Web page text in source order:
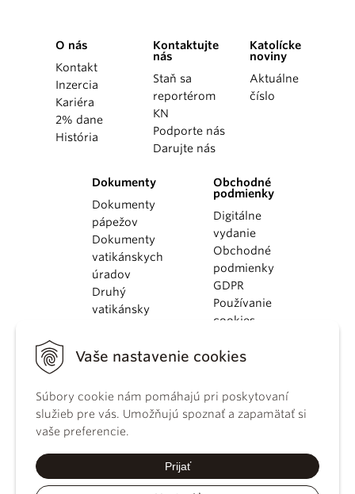
Vaše nastavenie cookies
Súbory cookie nám pomáhajú pri poskytovaní
služieb pre vás. Umožňujú spoznať a zapamätať si
vaše preferencie.
Prijať
O nás
Kontakt
Inzercia
Kariéra
2% dane
História
Kontaktujte
nás
Staň sa
reportérom
KN
Podporte nás
Darujte nás
Katolícke
noviny
Aktuálne
číslo
Dokumenty
Dokumenty
pápežov
Dokumenty
vatikánskych
úradov
Druhý
vatikánsky
KBS
kánonického
práva
Katechizmus
Obchodné
podmienky
Digitálne
vydanie
Obchodné
podmienky
GDPR
Používanie
cookies